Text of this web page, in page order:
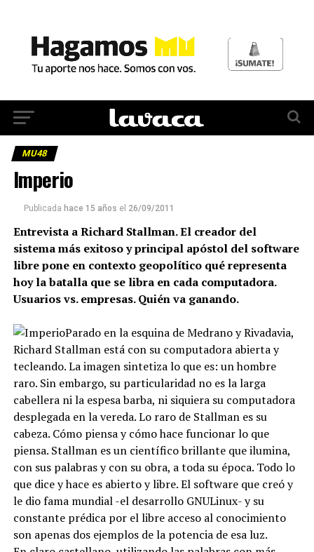
MU48
Imperio
Publicada hace 15 años el 26/09/2011
Entrevista a Richard Stallman. El creador del
sistema más exitoso y principal apóstol del software
libre pone en contexto geopolítico qué representa
hoy la batalla que se libra en cada computadora.
Usuarios vs. empresas. Quién va ganando.
Parado en la esquina de Medrano y Rivadavia,
Richard Stallman está con su computadora abierta y
tecleando. La imagen sintetiza lo que es: un hombre
raro. Sin embargo, su particularidad no es la larga
cabellera ni la espesa barba, ni siquiera su computadora
desplegada en la vereda. Lo raro de Stallman es su
cabeza. Cómo piensa y cómo hace funcionar lo que
piensa. Stallman es un científico brillante que ilumina,
con sus palabras y con su obra, a toda su época. Todo lo
que dice y hace es abierto y libre. El software que creó y
le dio fama mundial -el desarrollo GNULinux- y su
constante prédica por el libre acceso al conocimiento
son apenas dos ejemplos de la potencia de esa luz.